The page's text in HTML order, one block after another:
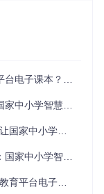
自动识别并解析
，省去了繁琐的
电子课本。无论
，不受网络环境
效下载工具全攻略
子课本解析工具全攻略
源获取效率提升300%
平台解析工具全攻略
下载工具全攻略